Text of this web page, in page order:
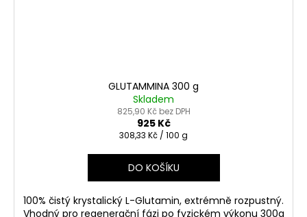
GLUTAMMINA 300 g
Skladem
825,90 Kč bez DPH
925 Kč
Měrná
308,33 Kč / 100 g
DO KOŠÍKU
100% čistý krystalický L-Glutamin, extrémně rozpustný.
Vhodný pro regenerační fázi po fyzickém výkonu 300g